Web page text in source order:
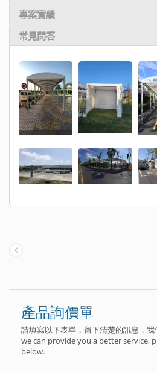
專案實績
常見問答